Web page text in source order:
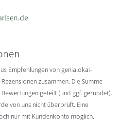
Empfehlungen von genialokal-
zusammen. Die Summe
geteilt (und ggf. gerundet).
von uns nicht überprüft. Eine
nur mit Kundenkonto möglich.